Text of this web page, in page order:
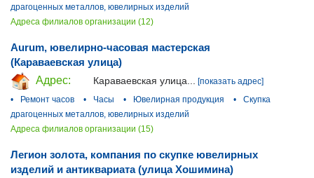
драгоценных металлов, ювелирных изделий
Адреса филиалов организации (12)
Aurum, ювелирно-часовая мастерская
(Караваевская улица)
Адрес:
Караваевская улица... [показать адрес]
•
Ремонт часов • Часы • Ювелирная продукция •
Скупка
драгоценных металлов, ювелирных изделий
Адреса филиалов организации (15)
Легион золота, компания по скупке ювелирных
изделий и антиквариата (улица Хошимина)